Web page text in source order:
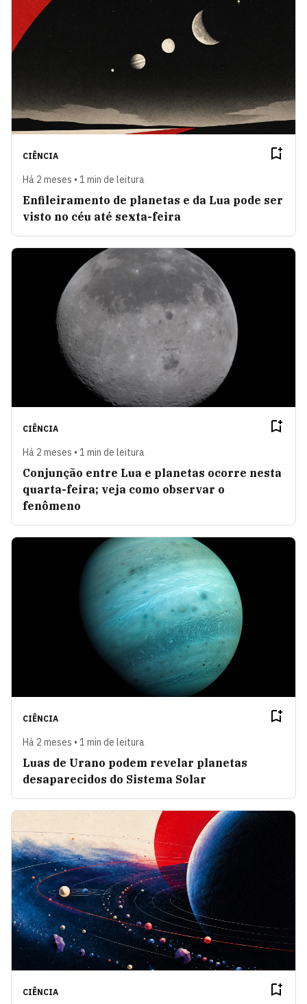
CIÊNCIA
Há 2 meses • 1 min de leitura
Enfileiramento de planetas e da Lua pode ser
visto no céu até sexta-feira
CIÊNCIA
Há 2 meses • 1 min de leitura
Conjunção entre Lua e planetas ocorre nesta
quarta-feira; veja como observar o
fenômeno
CIÊNCIA
Há 2 meses • 1 min de leitura
Luas de Urano podem revelar planetas
desaparecidos do Sistema Solar
CIÊNCIA